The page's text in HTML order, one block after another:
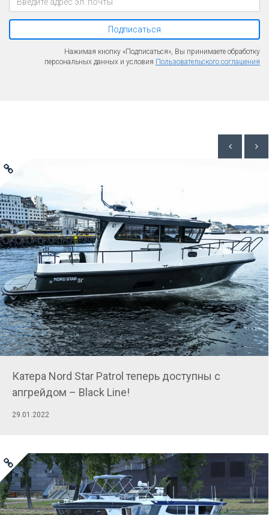
Подписаться
Нажимая кнопку «Подписаться», Вы принимаете обработку
персональных данных и условия Пользовательского соглашения
Катера Nord Star Patrol теперь доступны с
апгрейдом – Black Line!
29.01.2022